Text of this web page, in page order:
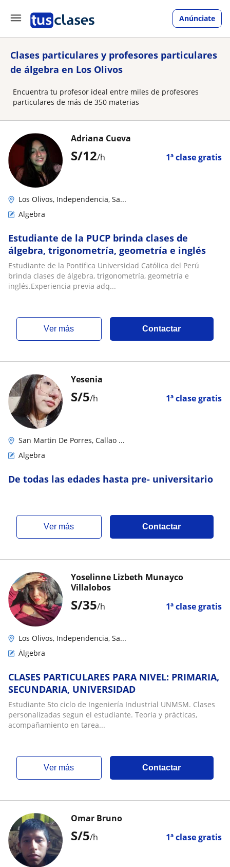
Anúnciate
Clases particulares y profesores particulares
de álgebra en Los Olivos
Encuentra tu profesor ideal entre miles de profesores
particulares de más de 350 materias
S/12/h 1ª clase gratis
Adriana Cueva
Los Olivos, Independencia, Sa...
Álgebra
Estudiante de la PUCP brinda clases de
álgebra, trigonometría, geometría e inglés
Estudiante de la Pontifica Universidad Católica del Perú
brinda clases de álgebra, trigonometría, geometría e
inglés.Experiencia previa adq...
ver más Contactar
S/5/h 1ª clase gratis
Yesenia
San Martin De Porres, Callao ...
Álgebra
De todas las edades hasta pre- universitario
ver más Contactar
S/35/h 1ª clase gratis
Yoselinne Lizbeth Munayco
Villalobos
Los Olivos, Independencia, Sa...
Álgebra
CLASES PARTICULARES PARA NIVEL: PRIMARIA,
SECUNDARIA, UNIVERSIDAD
Estudiante 5to ciclo de Ingeniería Industrial UNMSM. Clases
personalizadas segun el estudiante. Teoria y prácticas,
acompañamiento en tarea...
ver más Contactar
S/5/h 1ª clase gratis
Omar Bruno